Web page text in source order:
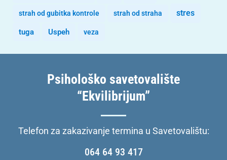
strah od gubitka kontrole strah od straha stres
tuga Uspeh veza
Psihološko savetovalište
“Ekvilibrijum”
Telefon za zakazivanje termina u Savetovalištu:
064 64 93 417